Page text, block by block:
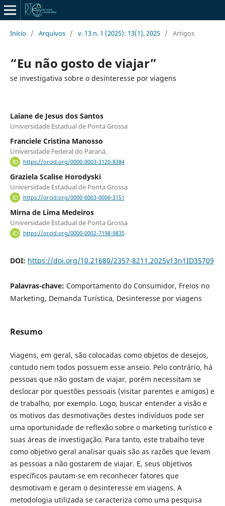
Início / Arquivos / v. 13 n. 1 (2025): 13(1), 2025 / Artigos
“Eu não gosto de viajar”
se investigativa sobre o desinteresse por viagens
Laiane de Jesus dos Santos
Universidade Estadual de Ponta Grossa
Franciele Cristina Manosso
Universidade Federal do Paraná.
https://orcid.org/0000-0003-3120-8384
Graziela Scalise Horodyski
Universidade Estadual de Ponta Grossa
https://orcid.org/0000-0003-0006-3151
Mirna de Lima Medeiros
Universidade Estadual de Ponta Grossa
https://orcid.org/0000-0002-7198-9835
DOI: https://doi.org/10.21680/2357-8211.2025v13n1ID35709
Palavras-chave: Comportamento do Consumidor, Freios no
Marketing, Demanda Turística, Desinteresse por viagens
Resumo
Viagens, em geral, são colocadas como objetos de desejos,
contudo nem todos possuem esse anseio. Pelo contrário, há
pessoas que não gostam de viajar, porém necessitam se
deslocar por questões pessoais (visitar parentes e amigos) e
de trabalho, por exemplo. Logo, buscar entender a visão e
os motivos das desmotivações destes indivíduos pode ser
uma oportunidade de reflexão sobre o marketing turístico e
suas áreas de investigação. Para tanto, este trabalho teve
como objetivo geral analisar quais são as razões que levam
as pessoas a não gostarem de viajar. E, seus objetivos
específicos pautam-se em reconhecer fatores que
desmotivam e geram o desinteresse em viagens. A
metodologia utilizada se caracteriza como uma pesquisa